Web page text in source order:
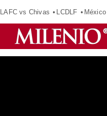
LAFC vs Chivas LCDLF